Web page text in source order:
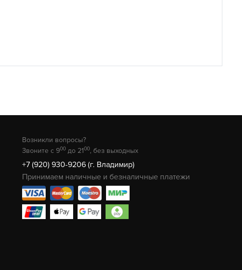
Возникли вопросы?
Звоните с 900 до 2100, без выходных
+7 (920) 930-9206 (г. Владимир)
Принимаем наличные и безналичные платежи